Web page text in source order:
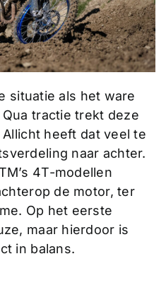
situatie als het ware
tractie trekt deze
heeft dat veel te
naar achter.
4T-modellen
de motor, ter
Op het eerste
maar hierdoor is
in balans.